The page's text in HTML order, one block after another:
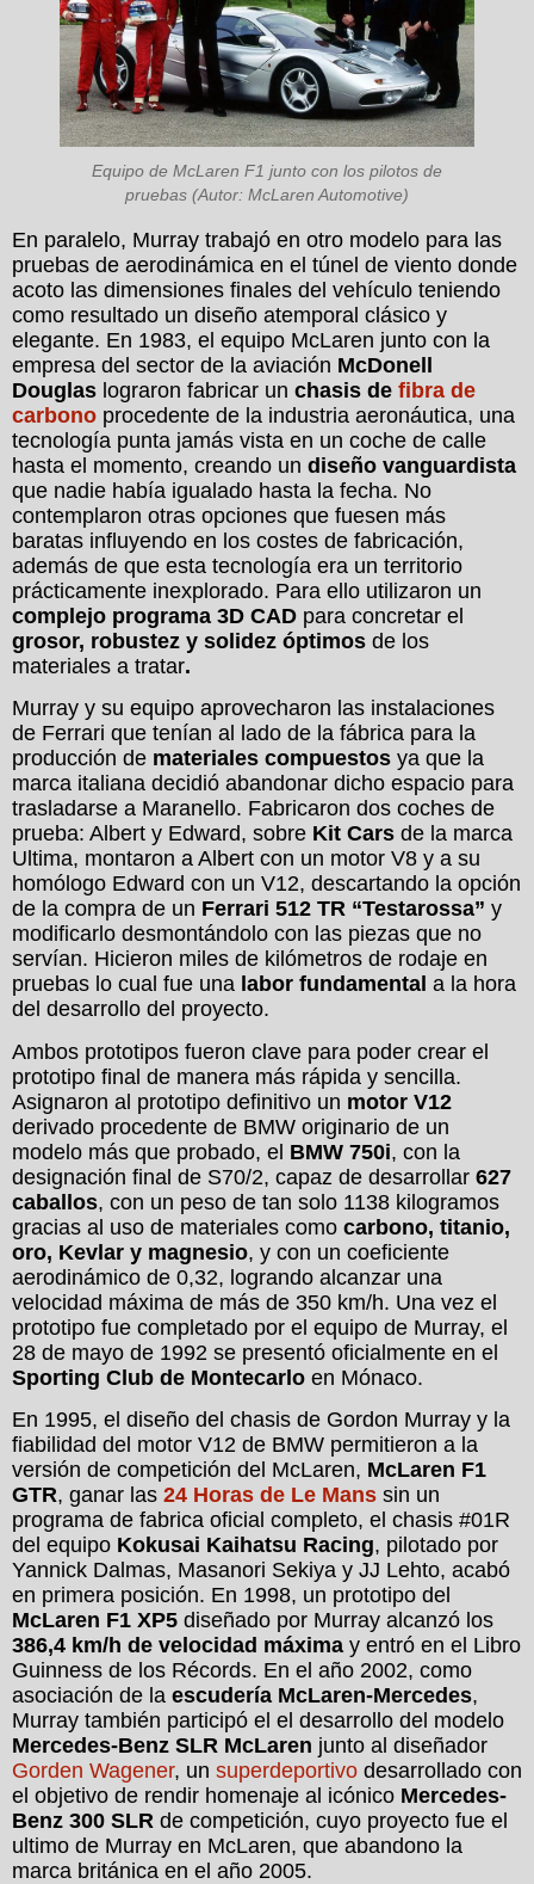
Equipo de McLaren F1 junto con los pilotos de
pruebas (Autor: McLaren Automotive)
En paralelo, Murray trabajó en otro modelo para las
pruebas de aerodinámica en el túnel de viento donde
acoto las dimensiones finales del vehículo teniendo
como resultado un diseño atemporal clásico y
elegante. En 1983, el equipo McLaren junto con la
empresa del sector de la aviación McDonell
Douglas lograron fabricar un chasis de fibra de
carbono procedente de la industria aeronáutica, una
tecnología punta jamás vista en un coche de calle
hasta el momento, creando un diseño vanguardista
que nadie había igualado hasta la fecha. No
contemplaron otras opciones que fuesen más
baratas influyendo en los costes de fabricación,
además de que esta tecnología era un territorio
prácticamente inexplorado. Para ello utilizaron un
complejo programa 3D CAD para concretar el
grosor, robustez y solidez óptimos de los
materiales a tratar.
Murray y su equipo aprovecharon las instalaciones
de Ferrari que tenían al lado de la fábrica para la
producción de materiales compuestos ya que la
marca italiana decidió abandonar dicho espacio para
trasladarse a Maranello. Fabricaron dos coches de
prueba: Albert y Edward, sobre Kit Cars de la marca
Ultima, montaron a Albert con un motor V8 y a su
homólogo Edward con un V12, descartando la opción
de la compra de un Ferrari 512 TR “Testarossa” y
modificarlo desmontándolo con las piezas que no
servían. Hicieron miles de kilómetros de rodaje en
pruebas lo cual fue una labor fundamental a la hora
del desarrollo del proyecto.
Ambos prototipos fueron clave para poder crear el
prototipo final de manera más rápida y sencilla.
Asignaron al prototipo definitivo un motor V12
derivado procedente de BMW originario de un
modelo más que probado, el BMW 750i, con la
designación final de S70/2, capaz de desarrollar 627
caballos, con un peso de tan solo 1138 kilogramos
gracias al uso de materiales como carbono, titanio,
oro, Kevlar y magnesio, y con un coeficiente
aerodinámico de 0,32, logrando alcanzar una
velocidad máxima de más de 350 km/h. Una vez el
prototipo fue completado por el equipo de Murray, el
28 de mayo de 1992 se presentó oficialmente en el
Sporting Club de Montecarlo en Mónaco.
En 1995, el diseño del chasis de Gordon Murray y la
fiabilidad del motor V12 de BMW permitieron a la
versión de competición del McLaren, McLaren F1
GTR, ganar las 24 Horas de Le Mans sin un
programa de fabrica oficial completo, el chasis #01R
del equipo Kokusai Kaihatsu Racing, pilotado por
Yannick Dalmas, Masanori Sekiya y JJ Lehto, acabó
en primera posición. En 1998, un prototipo del
McLaren F1 XP5 diseñado por Murray alcanzó los
386,4 km/h de velocidad máxima y entró en el Libro
Guinness de los Récords. En el año 2002, como
asociación de la escudería McLaren-Mercedes,
Murray también participó el el desarrollo del modelo
Mercedes-Benz SLR McLaren junto al diseñador
Gorden Wagener, un superdeportivo desarrollado con
el objetivo de rendir homenaje al icónico Mercedes-
Benz 300 SLR de competición, cuyo proyecto fue el
ultimo de Murray en McLaren, que abandono la
marca británica en el año 2005.